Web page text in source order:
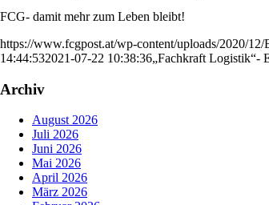
FCG- damit mehr zum Leben bleibt!
https://www.fcgpost.at/wp-content/uploads/2020/12/
14:44:532021-07-22 10:38:36„Fachkraft Logistik“-
Archiv
August 2026
Juli 2026
Juni 2026
Mai 2026
April 2026
März 2026